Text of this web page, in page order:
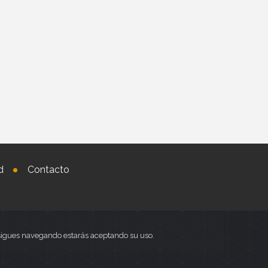
Contacto
navegando estarás aceptando su uso.